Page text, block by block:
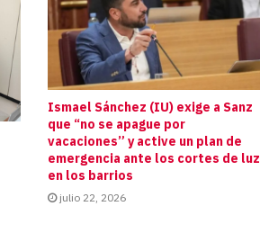
Ismael Sánchez (IU) exige a Sanz
que “no se apague por
vacaciones” y active un plan de
emergencia ante los cortes de luz
en los barrios
julio 22, 2026